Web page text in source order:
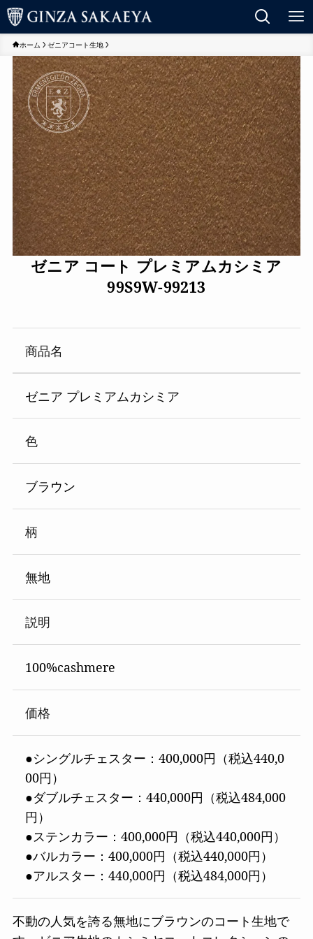
ホーム ゼニアコート生地
ゼニア コート プレミアムカシミア
99S9W-99213
商品名
ゼニア プレミアムカシミア
色
ブラウン
柄
無地
説明
100%cashmere
価格
●シングルチェスター：400,000円（税込440,0
00円）
●ダブルチェスター：440,000円（税込484,000
円）
●ステンカラー：400,000円（税込440,000円）
●バルカラー：400,000円（税込440,000円）
●アルスター：440,000円（税込484,000円）
不動の人気を誇る無地にブラウンのコート生地で